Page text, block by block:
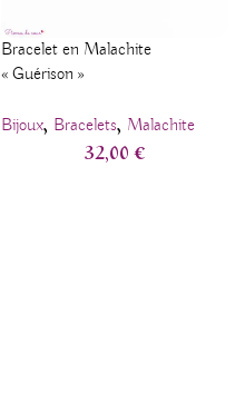
Bracelet en Malachite
« Guérison »
Bijoux, Bracelets, Malachite
32,00€